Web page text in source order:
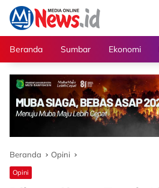
Langsung
konten
Beranda
Sumbar Ekonomi
Beranda Opini
Opini